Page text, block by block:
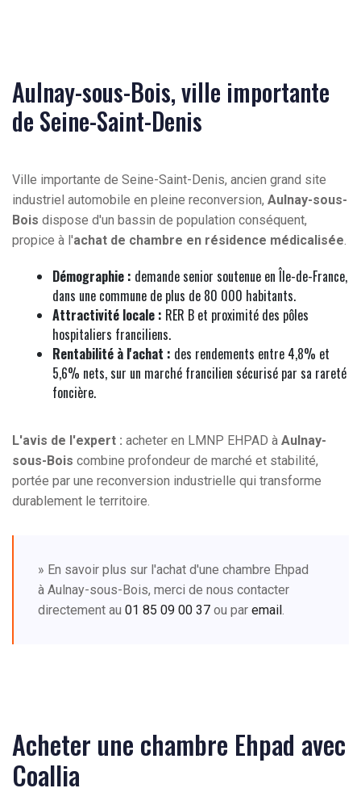
Aulnay-sous-Bois, ville importante
de Seine-Saint-Denis
Ville importante de Seine-Saint-Denis, ancien grand site
industriel automobile en pleine reconversion, Aulnay-sous-
Bois dispose d'un bassin de population conséquent,
propice à l'achat de chambre en résidence médicalisée
Démographie : demande senior soutenue en Île-de-France,
dans une commune de plus de 80 000 habitants.
Attractivité locale : RER B et proximité des pôles
hospitaliers franciliens.
Rentabilité à l'achat : des rendements entre 4,8% et
5,6% nets, sur un marché francilien sécurisé par sa rareté
foncière.
L'avis de l'expert : acheter en LMNP EHPAD à Aulnay-
sous-Bois combine profondeur de marché et stabilité,
portée par une reconversion industrielle qui transforme
durablement le territoire.
» En savoir plus sur l'achat d'une chambre Ehpad
à Aulnay-sous-Bois, merci de nous contacter
directement au 01 85 09 00 37 ou par email
Acheter une chambre Ehpad avec
Coallia